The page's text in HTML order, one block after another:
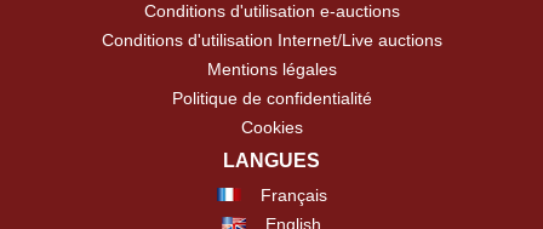
Conditions d'utilisation e-auctions
Conditions d'utilisation Internet/Live auctions
Mentions légales
Politique de confidentialité
Cookies
LANGUES
Français
English